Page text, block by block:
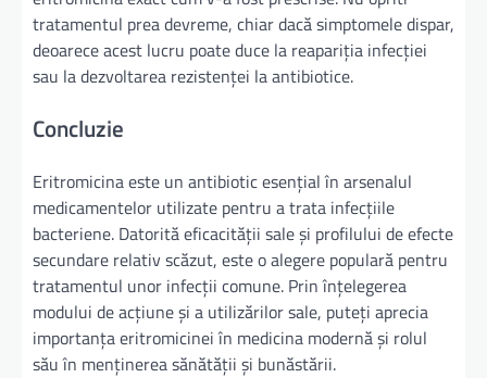
tratamentul prea devreme, chiar dacă simptomele dispar,
deoarece acest lucru poate duce la reapariția infecției
sau la dezvoltarea rezistenței la antibiotice.
Concluzie
Eritromicina este un antibiotic esențial în arsenalul
medicamentelor utilizate pentru a trata infecțiile
bacteriene. Datorită eficacității sale și profilului de efecte
secundare relativ scăzut, este o alegere populară pentru
tratamentul unor infecții comune. Prin înțelegerea
modului de acțiune și a utilizărilor sale, puteți aprecia
importanța eritromicinei în medicina modernă și rolul
său în menținerea sănătății și bunăstării.